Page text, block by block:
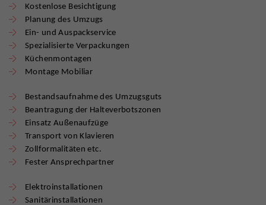
Kostenlose Besichtigung
Planung des Umzugs
Ein- und Auspackservice
Spezialisierte Verpackungen
Küchenmontagen
Montage Mobiliar
Bestandsaufnahme des Umzugsguts
Beantragung der Halteverbotszonen
Einsatz Außenaufzüge
Transport von Klavieren
Zollformalitäten etc.
Fester Ansprechpartner
Elektroinstallationen
Sanitärinstallationen